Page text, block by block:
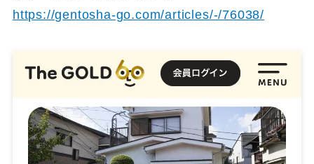
https://gentosha-go.com/articles/-/76038/